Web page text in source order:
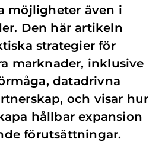
möjligheter även i
Den här artikeln
strategier för
marknader, inklusive
datadrivna
och visar hur
hållbar expansion
förutsättningar.